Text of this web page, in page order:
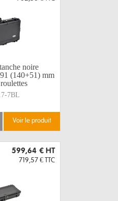
noire
(140+51) mm
7BL
voir le produit
599,64 € HT
719,57 € TTC